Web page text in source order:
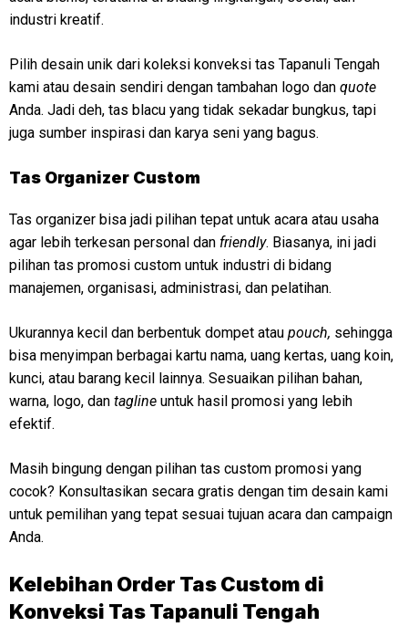
industri kreatif.
Pilih desain unik dari koleksi konveksi tas Tapanuli Tengah
kami atau desain sendiri dengan tambahan logo dan quote
Anda. Jadi deh, tas blacu yang tidak sekadar bungkus, tapi
juga sumber inspirasi dan karya seni yang bagus.
Tas Organizer Custom
Tas organizer bisa jadi pilihan tepat untuk acara atau usaha
agar lebih terkesan personal dan friendly. Biasanya, ini jadi
pilihan tas promosi custom untuk industri di bidang
manajemen, organisasi, administrasi, dan pelatihan.
Ukurannya kecil dan berbentuk dompet atau pouch, sehingga
bisa menyimpan berbagai kartu nama, uang kertas, uang koin,
kunci, atau barang kecil lainnya. Sesuaikan pilihan bahan,
warna, logo, dan tagline untuk hasil promosi yang lebih
efektif.
Masih bingung dengan pilihan tas custom promosi yang
cocok? Konsultasikan secara gratis dengan tim desain kami
untuk pemilihan yang tepat sesuai tujuan acara dan campaign
Anda.
Kelebihan Order Tas Custom di
Konveksi Tas Tapanuli Tengah